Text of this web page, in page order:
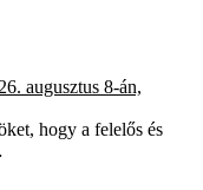
augusztus 8-án,
hogy a felelős és